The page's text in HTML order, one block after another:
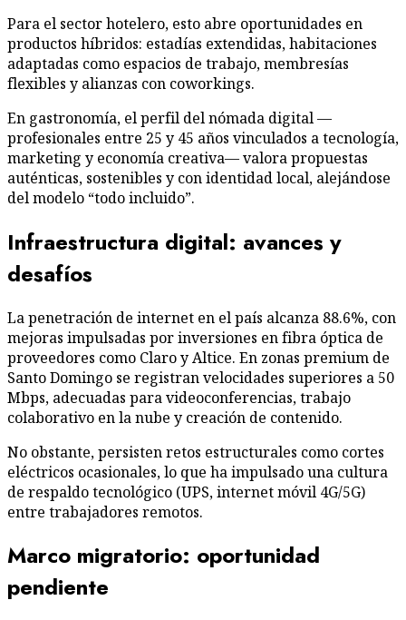
Para el sector hotelero, esto abre oportunidades en
productos híbridos: estadías extendidas, habitaciones
adaptadas como espacios de trabajo, membresías
flexibles y alianzas con coworkings.
En gastronomía, el perfil del nómada digital —
profesionales entre 25 y 45 años vinculados a tecnología,
marketing y economía creativa— valora propuestas
auténticas, sostenibles y con identidad local, alejándose
del modelo “todo incluido”.
Infraestructura digital: avances y
desafíos
La penetración de internet en el país alcanza 88.6%, con
mejoras impulsadas por inversiones en fibra óptica de
proveedores como Claro y Altice. En zonas premium de
Santo Domingo se registran velocidades superiores a 50
Mbps, adecuadas para videoconferencias, trabajo
colaborativo en la nube y creación de contenido.
No obstante, persisten retos estructurales como cortes
eléctricos ocasionales, lo que ha impulsado una cultura
de respaldo tecnológico (UPS, internet móvil 4G/5G)
entre trabajadores remotos.
Marco migratorio: oportunidad
pendiente